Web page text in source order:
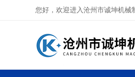
您好，欢迎进入沧州市诚坤机械